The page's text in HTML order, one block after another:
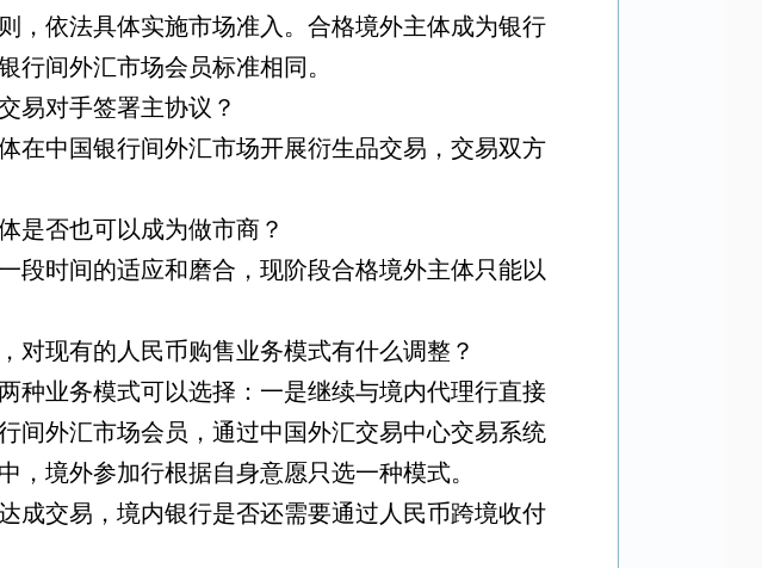
，依法具体实施市场准入。合格境外主体成为银行
行间外汇市场会员标准相同。
易对手签署主协议？
在中国银行间外汇市场开展衍生品交易，交易双方
是否也可以成为做市商？
段时间的适应和磨合，现阶段合格境外主体只能以
对现有的人民币购售业务模式有什么调整？
种业务模式可以选择：一是继续与境内代理行直接
间外汇市场会员，通过中国外汇交易中心交易系统
境外参加行根据自身意愿只选一种模式。
成交易，境内银行是否还需要通过人民币跨境收付